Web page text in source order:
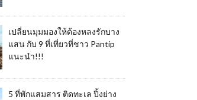
เปลี่ยนมุมมองให้ต้องหลงรักบาง
แสน กับ 9 ที่เที่ยวที่ชาว Pantip
แนะนำ!!!
5 ที่พักแสมสาร ติดทะเล ปิ้งย่าง